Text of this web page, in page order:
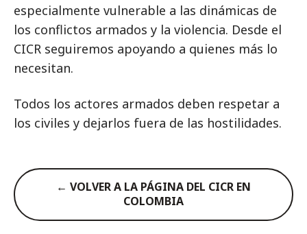
especialmente vulnerable a las dinámicas de
los conflictos armados y la violencia. Desde el
CICR seguiremos apoyando a quienes más lo
necesitan.
Todos los actores armados deben respetar a
los civiles y dejarlos fuera de las hostilidades.
← VOLVER A LA PÁGINA DEL CICR EN
COLOMBIA